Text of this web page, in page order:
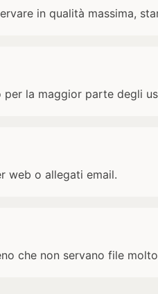
in qualità massima,
la maggior parte degli
web o allegati email.
che non servano file